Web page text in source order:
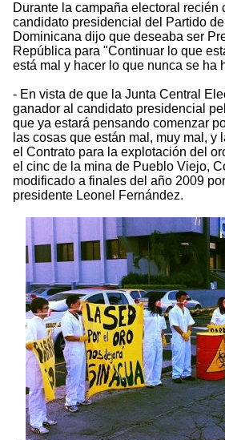
Durante la campaña electoral recién
candidato presidencial del Partido
Dominicana dijo que deseaba ser
República para "Continuar lo que
está mal y hacer lo que nunca se ha
- En vista de que la Junta Central
ganador al candidato presidencial
que ya estará pensando comenzar
las cosas que están mal, muy mal, y
el Contrato para la explotación del
el cinc de la mina de Pueblo Viejo,
modificado a finales del año 2009
presidente Leonel Fernández.